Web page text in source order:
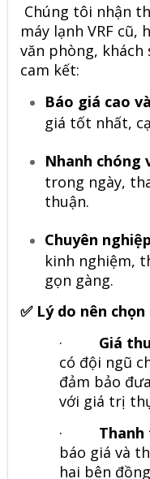
Chúng tôi nhận
máy lạnh VRF cũ,
văn phòng, khách
cam kết:
Báo giá cao
giá tốt nhất,
Nhanh chóng
trong ngày,
thuận.
Chuyên
kinh nghiệm,
gọn gàng.
✅ Lý do nên
· Giá
có đội ngũ
đảm bảo
với giá trị
· Thanh
báo giá và
hai bên